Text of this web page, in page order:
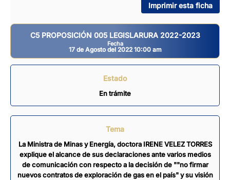
Imprimir esta ficha
C5 PROPOSICIÓN 005 LEGISLARURA 2022-2023
Fecha
17 de Agosto del 2022 10:00 am
Estado
En trámite
Tema
La Ministra de Minas y Energía, doctora IRENE VELEZ TORRES
explique el alcance de sus declaraciones ante varios medios
de comunicación con respecto a la decisión de ""no firmar
nuevos contratos de exploración de gas en el país" y su visión